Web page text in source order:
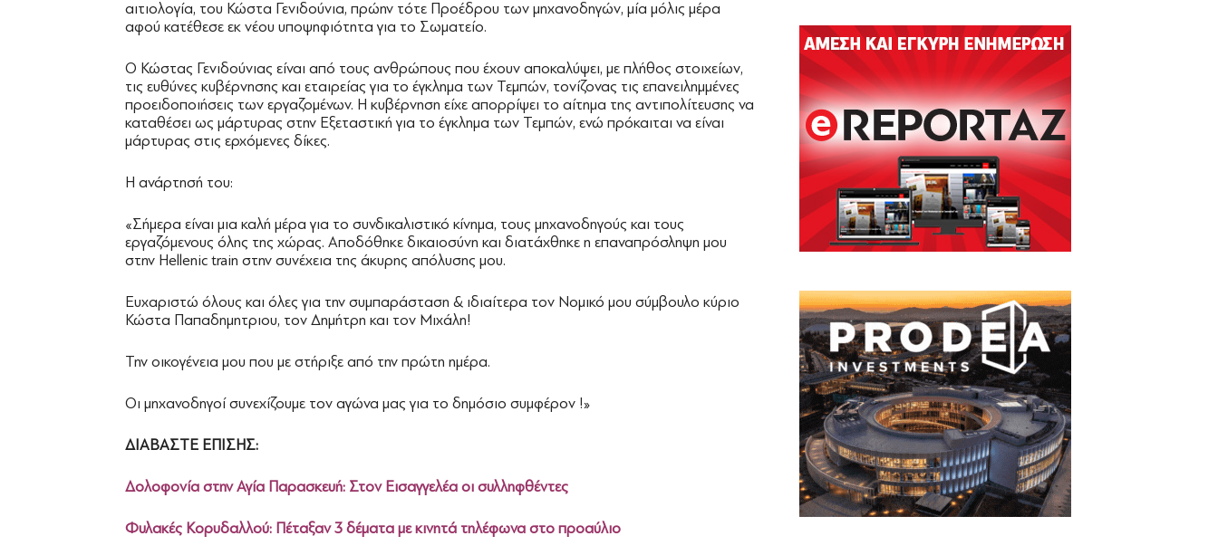
αιτιολογία, του Κώστα Γενιδούνια, πρώην τότε Προέδρου των μηχανοδηγών, μία μόλις μέρα
αφού κατέθεσε εκ νέου υποψηφιότητα για το Σωματείο.
Ο Κώστας Γενιδούνιας είναι από τους ανθρώπους που έχουν αποκαλύψει, με πλήθος στοιχείων,
τις ευθύνες κυβέρνησης και εταιρείας για το έγκλημα των Τεμπών, τονίζονας τις επανειλημμένες
προειδοποιήσεις των εργαζομένων. Η κυβέρνηση είχε απορρίψει το αίτημα της αντιπολίτευσης να
καταθέσει ως μάρτυρας στην Εξεταστική για το έγκλημα των Τεμπών, ενώ πρόκαιται να είναι
μάρτυρας στις ερχόμενες δίκες.
Η ανάρτησή του:
«Σήμερα είναι μια καλή μέρα για το συνδικαλιστικό κίνημα, τους μηχανοδηγούς και τους
εργαζόμενους όλης της χώρας. Αποδόθηκε δικαιοσύνη και διατάχθηκε η επαναπρόσληψη μου
στην Hellenic train στην συνέχεια της άκυρης απόλυσης μου.
Ευχαριστώ όλους και όλες για την συμπαράσταση & ιδιαίτερα τον Νομικό μου σύμβουλο κύριο
Κώστα Παπαδημητριου, τον Δημήτρη και τον Μιχάλη!
Την οικογένεια μου που με στήριξε από την πρώτη ημέρα.
Οι μηχανοδηγοί συνεχίζουμε τον αγώνα μας για το δημόσιο συμφέρον !»
ΔΙΑΒΑΣΤΕ ΕΠΙΣΗΣ:
Δολοφονία στην Αγία Παρασκευή: Στον Εισαγγελέα οι συλληφθέντες
Φυλακές Κορυδαλλού: Πέταξαν 3 δέματα με κινητά τηλέφωνα στο προαύλιο